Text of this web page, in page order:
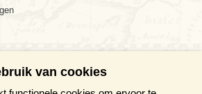
van cookies